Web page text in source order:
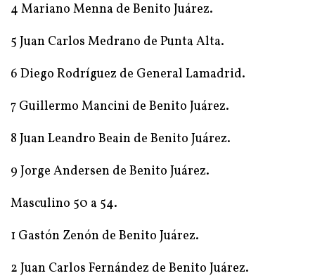
4 Mariano Menna de Benito Juárez.
5 Juan Carlos Medrano de Punta Alta.
6 Diego Rodríguez de General Lamadrid.
7 Guillermo Mancini de Benito Juárez.
8 Juan Leandro Beain de Benito Juárez.
9 Jorge Andersen de Benito Juárez.
Masculino 50 a 54.
1 Gastón Zenón de Benito Juárez.
2 Juan Carlos Fernández de Benito Juárez.